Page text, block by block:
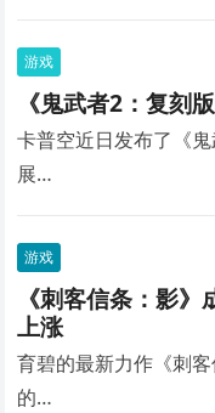
游戏
《鬼武者2：复刻
卡普空近日发布了《
展…
游戏
《刺客信条：影
上涨
育碧的最新力作《刺
的…